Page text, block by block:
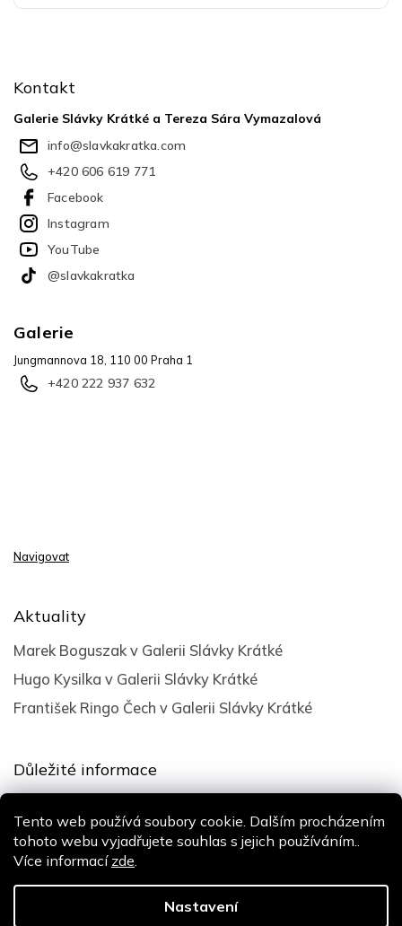
Tento web používá soubory cookie. Dalším procházením
tohoto webu vyjadřujete souhlas s jejich používáním..
Více informací zde.
Nastavení
Kontakt
Galerie Slávky Krátké a Tereza Sára Vymazalová
info@slavkakratka.com
+420 606 619 771
Facebook
Instagram
YouTube
@slavkakratka
Galerie
Jungmannova 18, 110 00 Praha 1
+420 222 937 632
Navigovat
Aktuality
Marek Boguszak v Galerii Slávky Krátké
Hugo Kysilka v Galerii Slávky Krátké
František Ringo Čech v Galerii Slávky Krátké
Důležité informace
Podmínky ochrany osobních údajů
Shoptak.cz| Platforma